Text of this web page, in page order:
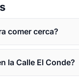
comer cerca?
la Calle El Conde?